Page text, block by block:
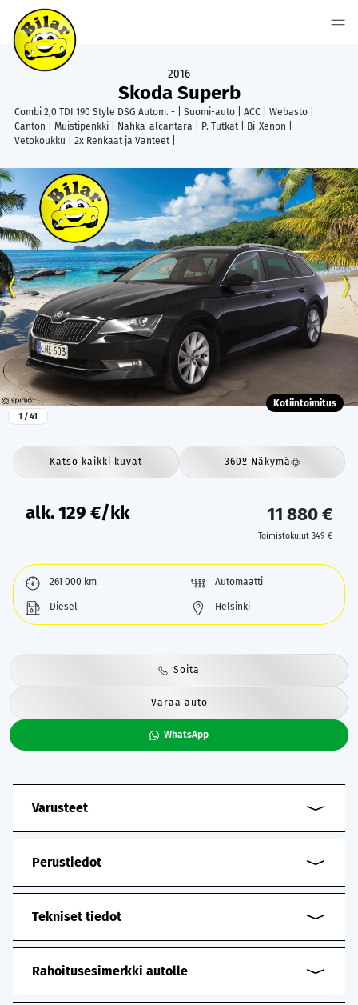
Skoda Superb
2016
Combi 2,0 TDI 190 Style DSG Autom. - | Suomi-auto | ACC | Webasto |
Canton | Muistipenkki | Nahka-alcantara | P. Tutkat | Bi-Xenon |
Vetokoukku | 2x Renkaat ja Vanteet |
1 / 41
Kotiintoimitus
Katso kaikki kuvat 360º Näkymä
alk.129 €/kk 11 880 €
Toimistokulut 349 €
261 000 km Automaatti
Diesel Helsinki
Soita
Varaa auto
WhatsApp
Varusteet
Perustiedot
Tekniset tiedot
Rahoitusesimerkki autolle